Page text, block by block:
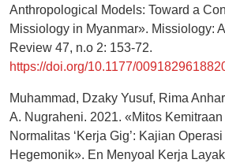
Anthropological Models: Toward a
Missiology in Myanmar». Missiology:
Review 47, n.o 2: 153-72.
https://doi.org/10.1177/
Muhammad, Dzaky Yusuf, Rima
A. Nugraheni. 2021. «Mitos
Normalitas ‘Kerja Gig’: Kajian
Hegemonik». En Menyoal Kerja